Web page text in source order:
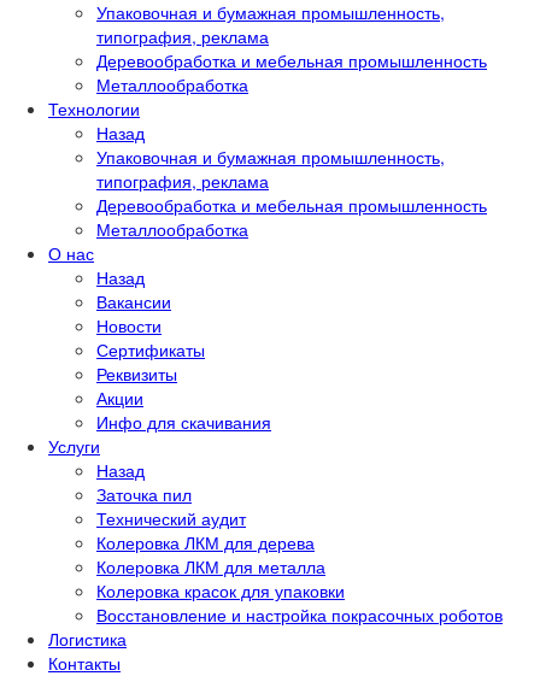
Упаковочная и бумажная промышленность,
типография, реклама
Деревообработка и мебельная промышленность
Металлообработка
Технологии
Назад
Упаковочная и бумажная промышленность,
типография, реклама
Деревообработка и мебельная промышленность
Металлообработка
О нас
Назад
Вакансии
Новости
Сертификаты
Реквизиты
Акции
Инфо для скачивания
Услуги
Назад
Заточка пил
Технический аудит
Колеровка ЛКМ для дерева
Колеровка ЛКМ для металла
Колеровка красок для упаковки
Восстановление и настройка покрасочных роботов
Логистика
Контакты